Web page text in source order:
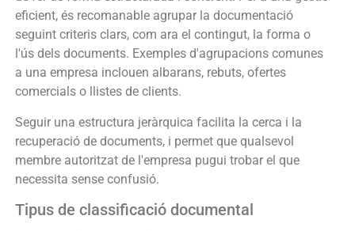
eficient, és recomanable agrupar la documentació
seguint criteris clars, com ara el contingut, la forma o
l'ús dels documents. Exemples d'agrupacions comunes
a una empresa inclouen albarans, rebuts, ofertes
comercials o llistes de clients.
Seguir una estructura jeràrquica facilita la cerca i la
recuperació de documents, i permet que qualsevol
membre autoritzat de l'empresa pugui trobar el que
necessita sense confusió.
Tipus de classificació documental